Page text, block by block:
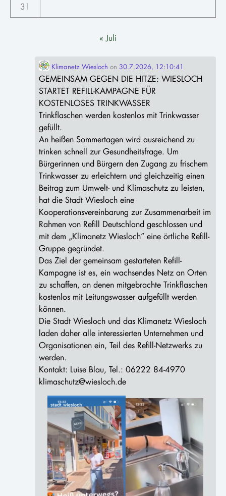
31
« Juli
Klimanetz Wiesloch on 30.7.2026, 12:10:41
GEMEINSAM GEGEN DIE HITZE: WIESLOCH
STARTET REFILL-KAMPAGNE FÜR
KOSTENLOSES TRINKWASSER
Trinkflaschen werden kostenlos mit Trinkwasser
gefüllt.
An heißen Sommertagen wird ausreichend zu
trinken schnell zur Gesundheitsfrage. Um
Bürgerinnen und Bürgern den Zugang zu frischem
Trinkwasser zu erleichtern und gleichzeitig einen
Beitrag zum Umwelt- und Klimaschutz zu leisten,
hat die Stadt Wiesloch eine
Kooperationsvereinbarung zur Zusammenarbeit im
Rahmen von Refill Deutschland geschlossen und
mit dem „Klimanetz Wiesloch“ eine örtliche Refill-
Gruppe gegründet.
Das Ziel der gemeinsam gestarteten Refill-
Kampagne ist es, ein wachsendes Netz an Orten
zu schaffen, an denen mitgebrachte Trinkflaschen
kostenlos mit Leitungswasser aufgefüllt werden
können.
Die Stadt Wiesloch und das Klimanetz Wiesloch
laden daher alle interessierten Unternehmen und
Organisationen ein, Teil des Refill-Netzwerks zu
werden.
Kontakt: Luise Blau, Tel.: 06222 84-4970
klimaschutz@wiesloch.de